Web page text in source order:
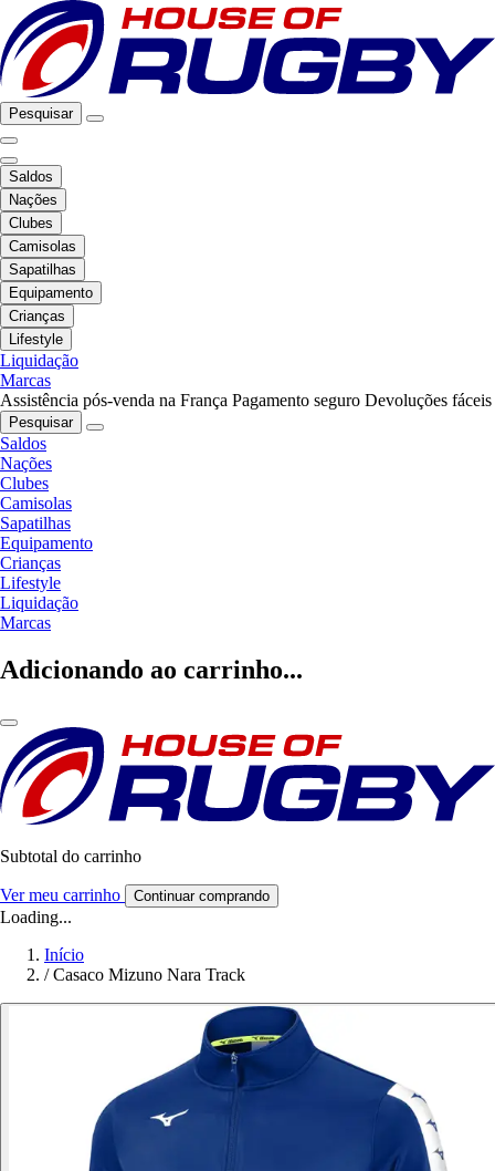
Pesquisar
Saldos
Nações
Clubes
Camisolas
Sapatilhas
Equipamento
Crianças
Lifestyle
Liquidação
Marcas
Assistência pós-venda na França Pagamento seguro Devoluções fáceis
Pesquisar
Saldos
Nações
Clubes
Camisolas
Sapatilhas
Equipamento
Crianças
Lifestyle
Liquidação
Marcas
Adicionando ao carrinho...
Subtotal do carrinho
Ver meu carrinho Continuar comprando
Loading...
Início
/ Casaco Mizuno Nara Track